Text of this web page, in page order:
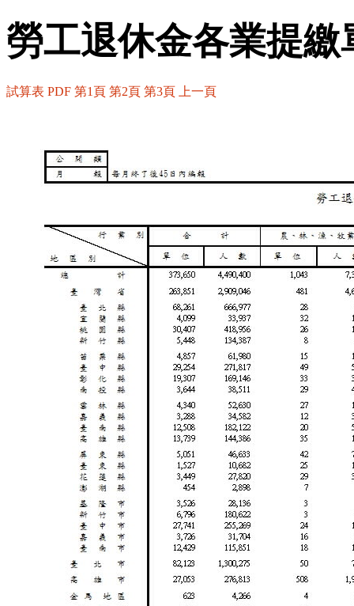
勞工退休金各業提
試算表 PDF 第1頁 第2頁 第3頁 上一頁